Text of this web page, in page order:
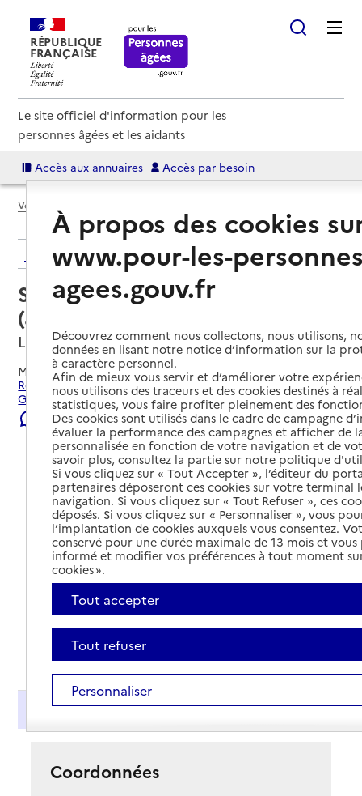
RÉPUBLIQUE
FRANÇAISE
Le site officiel d'information pour les
personnes âgées et les aidants
Accès aux annuaires Accès par besoin
Voir le fil d’Ariane
Retour aux résultats de l'annuaire
Service autonomie à domicile
(aide) – Association des familles
La Grand-Combe, GARD
Mis à jour le06/08/2026
Rechercher les établissements et services autour de La
Grand-Combe.
Signaler une erreur
Présentation
Coordonnées
À propos des cookies
www.pour-les-
agees.gouv.fr
Découvrez comment nous collectons, nous utilisons,
données en lisant notre notice d’information sur la
à caractère personnel.
Afin de mieux vous servir et d’améliorer votre
nous utilisons des traceurs et des cookies destinés à
statistiques, vous faire profiter pleinement des
Des cookies sont utilisés dans le cadre de campagne
évaluer la performance des campagnes et afficher de
personnalisée en fonction de votre navigation et de
savoir plus, consultez la partie sur notre politique
Si vous cliquez sur « Tout Accepter », l’éditeur du
partenaires déposeront ces cookies sur votre terminal
navigation. Si vous cliquez sur « Tout Refuser », ces
déposés. Si vous cliquez sur « Personnaliser », vous
l’implantation de cookies auxquels vous consentez.
conservé pour une durée maximale de 13 mois et
informé et modifier vos préférences à tout moment
cookies ».
Tout accepter
Tout refuser
Personnaliser